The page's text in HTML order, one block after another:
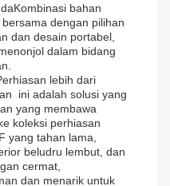
bahan
dengan pilihan
dan desain portabel,
dalam bidang
lebih dari
 ini adalah solusi yang
yang membawa
koleksi perhiasan
yang tahan lama,
beludru lembut, dan
cermat,
dan menarik untuk